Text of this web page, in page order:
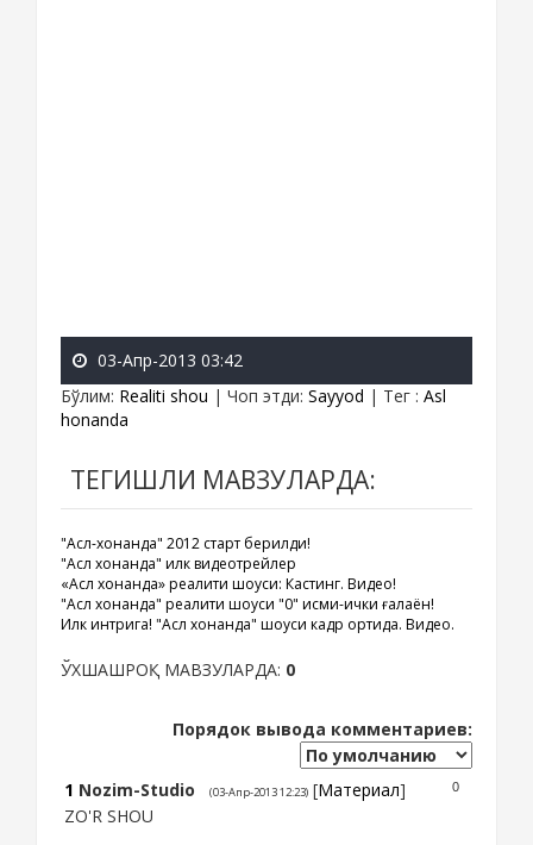
03-Апр-2013 03:42
Бўлим: Realiti shou | Чоп этди: Sayyod | Тег : Asl
honanda
ТЕГИШЛИ МАВЗУЛАРДА:
"Асл-хонанда" 2012 старт берилди!
"Асл хонанда" илк видеотрейлер
«Асл хонанда» реалити шоуси: Кастинг. Видео!
"Асл хонанда" реалити шоуси "0" қисми-ички ғалаён!
Илк интрига! "Асл хонанда" шоуси кадр ортида. Видео.
ЎХШАШРОҚ МАВЗУЛАРДА: 0
Порядок вывода комментариев:
0
1 Nozim-Studio (03-Апр-2013 12:23) [Материал]
ZO'R SHOU